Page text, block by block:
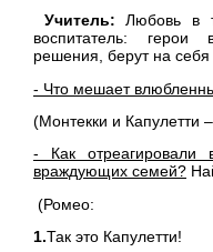
Учитель: Любовь в
воспитатель: герои
решения, берут на себя
- Что мешает
(Монтекки и Капулетти
- Как
враждующих семей?
(Ромео:
1.Так это Капулетти!